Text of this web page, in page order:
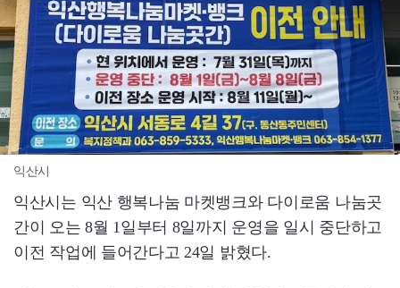
익산시
익산시는 익산 행복나눔 마켓뱅크와 다이로움 나눔곳
간이 오는 8월 1일부터 8일까지 운영을 일시 중단하고
이전 작업에 들어간다고 24일 밝혔다.